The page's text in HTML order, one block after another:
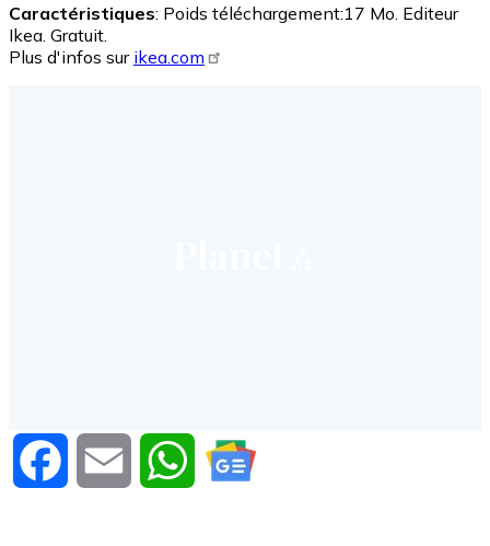
Caractéristiques: Poids téléchargement:17 Mo. Editeur
Ikea. Gratuit.
Plus d'infos sur ikea.com
Facebook Email WhatsApp